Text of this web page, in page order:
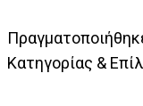
Κατηγορίας &